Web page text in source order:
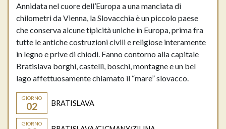
Annidata nel cuore dell’Europa a una manciata di
chilometri da Vienna, la Slovacchia è un piccolo paese
che conserva alcune tipicità uniche in Europa, prima fra
tutte le antiche costruzioni civili e religiose interamente
in legno e prive di chiodi. Fanno contorno alla capitale
Bratislava borghi, castelli, boschi, montagne e un bel
lago affettuosamente chiamato il “mare” slovacco.
GIORNO
02 BRATISLAVA
GIORNO